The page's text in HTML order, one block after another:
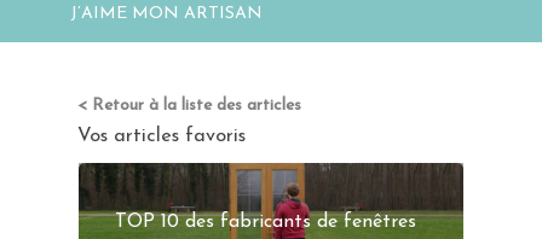
J’AIME MON ARTISAN
< Retour à la liste des articles
Vos articles favoris
TOP 10 des fabricants de fenêtres